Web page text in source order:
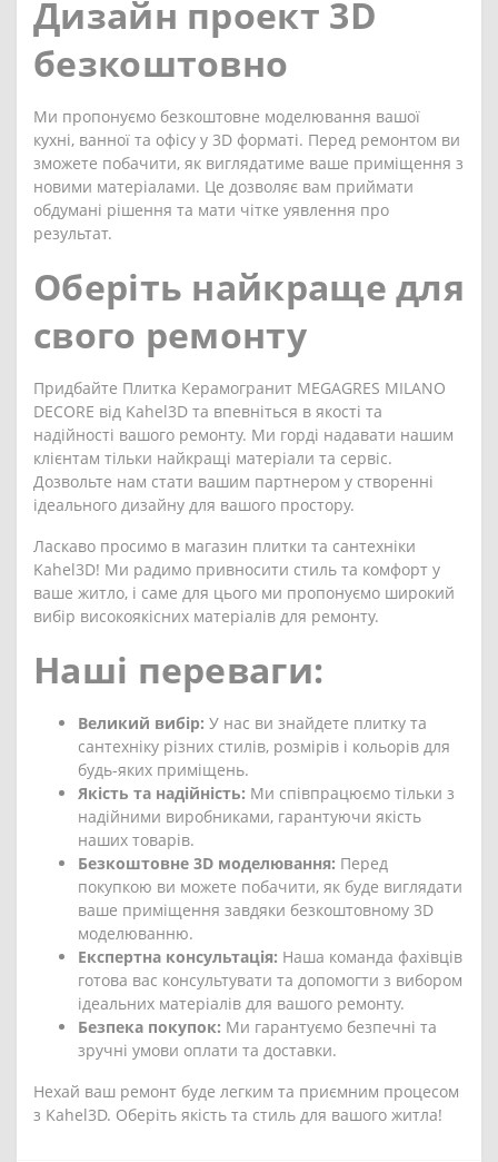
Дизайн проект 3D
безкоштовно
Ми пропонуємо безкоштовне моделювання вашої
кухні, ванної та офісу у 3D форматі. Перед ремонтом ви
зможете побачити, як виглядатиме ваше приміщення з
новими матеріалами. Це дозволяє вам приймати
обдумані рішення та мати чітке уявлення про
результат.
Оберіть найкраще для
свого ремонту
Придбайте Плитка Керамогранит MEGAGRES MILANO
DECORE від Kahel3D та впевніться в якості та
надійності вашого ремонту. Ми горді надавати нашим
клієнтам тільки найкращі матеріали та сервіс.
Дозвольте нам стати вашим партнером у створенні
ідеального дизайну для вашого простору.
Ласкаво просимо в магазин плитки та сантехніки
Kahel3D! Ми радимо привносити стиль та комфорт у
ваше житло, і саме для цього ми пропонуємо широкий
вибір високоякісних матеріалів для ремонту.
Наші переваги:
Великий вибір: У нас ви знайдете плитку та
сантехніку різних стилів, розмірів і кольорів для
будь-яких приміщень.
Якість та надійність: Ми співпрацюємо тільки з
надійними виробниками, гарантуючи якість
наших товарів.
Безкоштовне 3D моделювання: Перед
покупкою ви можете побачити, як буде виглядати
ваше приміщення завдяки безкоштовному 3D
моделюванню.
Експертна консультація: Наша команда фахівців
готова вас консультувати та допомогти з вибором
ідеальних матеріалів для вашого ремонту.
Безпека покупок: Ми гарантуємо безпечні та
зручні умови оплати та доставки.
Нехай ваш ремонт буде легким та приємним процесом
з Kahel3D. Оберіть якість та стиль для вашого житла!